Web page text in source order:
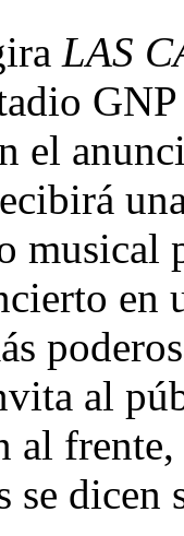
LAS
el
musical
en
al
al
se dicen